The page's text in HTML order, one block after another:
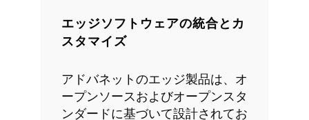
エッジソフトウェアの統合とカ
スタマイズ
アドバネットのエッジ製品は、オ
ープンソースおよびオープンスタ
ンダードに基づいて設計されてお